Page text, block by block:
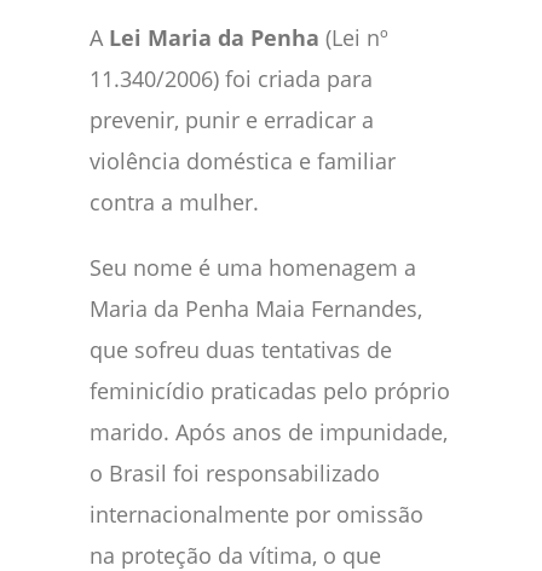
A Lei Maria da Penha (Lei nº
11.340/2006) foi criada para
prevenir, punir e erradicar a
violência doméstica e familiar
contra a mulher.
Seu nome é uma homenagem a
Maria da Penha Maia Fernandes,
que sofreu duas tentativas de
feminicídio praticadas pelo próprio
marido. Após anos de impunidade,
o Brasil foi responsabilizado
internacionalmente por omissão
na proteção da vítima, o que